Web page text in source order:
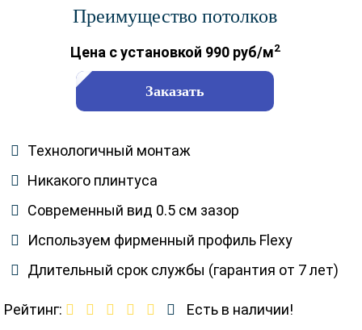
Преимущество потолков
Цена с установкой 990 руб/м2
Заказать
Технологичный монтаж
Никакого плинтуса
Современный вид 0.5 см зазор
Используем фирменный профиль Flexy
Длительный срок службы (гарантия от 7 лет)
Рейтинг: Есть в наличии!